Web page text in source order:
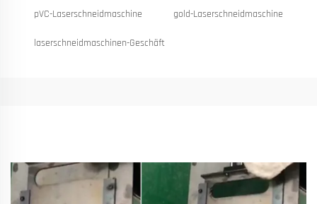
pVC-Laserschneidmaschine gold-Laserschneidmaschine
laserschneidmaschinen-Geschäft